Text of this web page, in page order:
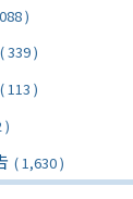
)
( 339 )
( 113 )
)
( 1,630 )